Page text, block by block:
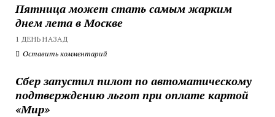
Пятница может стать самым жарким
днем лета в Москве
1 ДЕНЬ НАЗАД
Оставить комментарий
Сбер запустил пилот по автоматическому
подтверждению льгот при оплате картой
«Мир»